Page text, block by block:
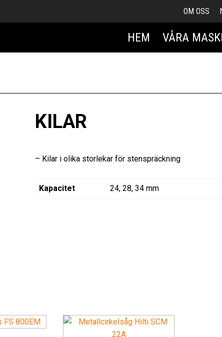
OM OSS
HEM VÅRA
KILAR
– Kilar i olika storlekar för stenspräckning
Kapacitet 24, 28, 34 mm